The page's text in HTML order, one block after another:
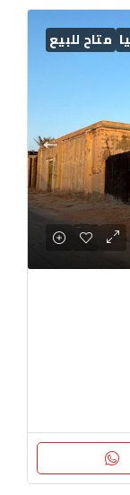
متاح للبيع